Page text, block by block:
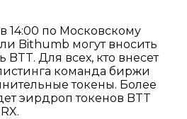
14:00 по Московскому
Bithumb могут вносить
BTT. Для всех, кто внесет
команда биржи
токены. Более
эирдроп токенов BTT